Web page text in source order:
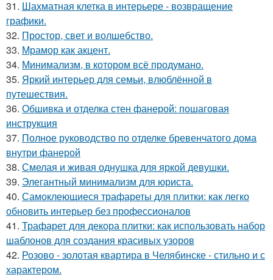
31. Шахматная клетка в интерьере - возвращение
графики.
32. Простор, свет и волшебство.
33. Мрамор как акцент.
34. Минимализм, в котором всё продумано.
35. Яркий интерьер для семьи, влюблённой в
путешествия.
36. Обшивка и отделка стен фанерой: пошаговая
инструкция
37. Полное руководство по отделке бревенчатого дома
внутри фанерой
38. Смелая и живая однушка для яркой девушки.
39. Элегантный минимализм для юриста.
40. Самоклеющиеся трафареты для плитки: как легко
обновить интерьер без профессионалов
41. Трафарет для декора плитки: как использовать набор
шаблонов для создания красивых узоров
42. Розово - золотая квартира в Челябинске - стильно и с
характером.